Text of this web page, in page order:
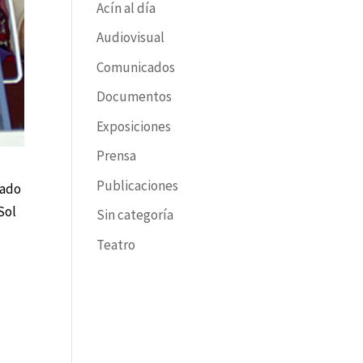
Acín al día
Audiovisual
Comunicados
Documentos
Exposiciones
Prensa
Publicaciones
Sin categoría
Teatro